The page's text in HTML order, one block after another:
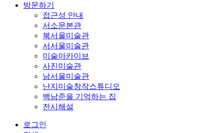
방문하기
접근성 안내
서소문본관
북서울미술관
서서울미술관
미술아카이브
사진미술관
남서울미술관
난지미술창작스튜디오
백남준을 기억하는 집
전시해설
로그인